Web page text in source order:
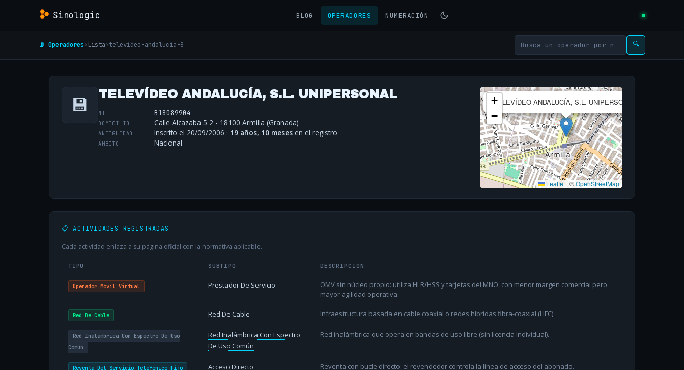
Sinologic BLOG OPERADORES NUMERACIÓN
📡 Operadores› Lista›televideo-andalucia-8 🔍
💾 TELEVÍDEO ANDALUCÍA, S.L. UNIPERSONAL
NIF B18089904
DOMICILIO Calle Alcazaba 5 2 - 18100 Armilla (Granada)
ANTIGÜEDAD Inscrito el 20/09/2006 · 19 años, 10 meses en el registro
ÁMBITO Nacional
TELEVÍDEO ANDALUCÍA, S.L. UNIPERSONAL
+
−
Leaflet | ©OpenStreetMap
📋 ACTIVIDADES REGISTRADAS
Cada actividad enlaza a su página oficial con la normativa aplicable.
TIPO SUBTIPO DESCRIPCIÓN
Operador Móvil Virtual Prestador De Servicio
OMV sin núcleo propio: utiliza HLR/HSS y tarjetas del MNO, con menor margen comercial pero
mayor agilidad operativa.
Red De Cable Red De Cable Infraestructura basada en cable coaxial o redes híbridas fibra-coaxial (HFC).
Red Inalámbrica Con Espectro De Uso
Común
Red Inalámbrica Con Espectro
De Uso Común
Red inalámbrica que opera en bandas de uso libre (sin licencia individual).
Reventa Del Servicio Telefónico Fijo Acceso Directo Reventa con bucle directo: el revendedor controla la línea de acceso del abonado.